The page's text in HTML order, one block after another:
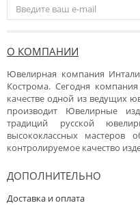
О КОМПАНИИ
Ювелирная компания
Кострома. Сегодня
качестве одной из ведущих
производит Ювелирные
традиций русской
высококлассных мастеров
контролируемое качество
ДОПОЛНИТЕЛЬНО
Доставка и оплата